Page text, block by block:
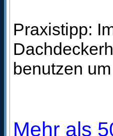
Praxistipp:
benutzen
Mehr als